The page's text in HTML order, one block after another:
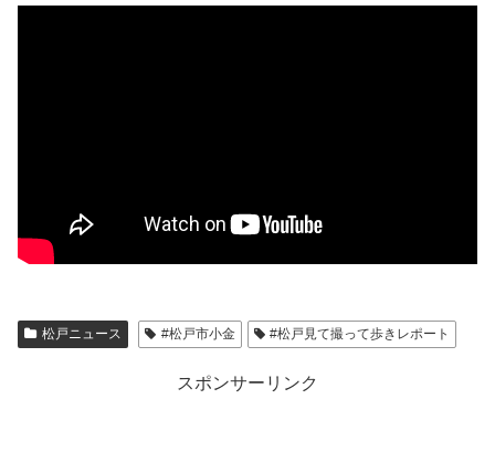
松戸ニュース #松戸市小金 #松戸見て撮って歩きレポート
スポンサーリンク